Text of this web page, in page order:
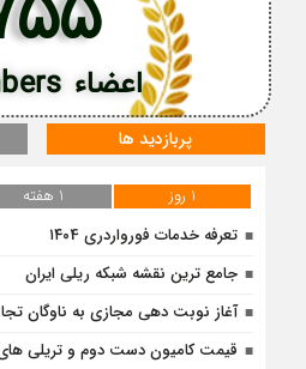
اعضاء Members
پربازدید ها
1 روز 1 هفته
تعرفه خدمات فورواردری ۱۴۰4
جامع ترین نقشه شبکه ریلی ایران
آغاز نوبت دهی مجازی به ناوگان
قیمت کامیون دست دوم و تریلی‌ های